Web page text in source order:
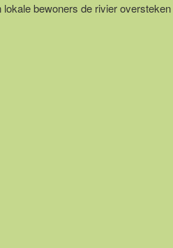
bewoners de rivier